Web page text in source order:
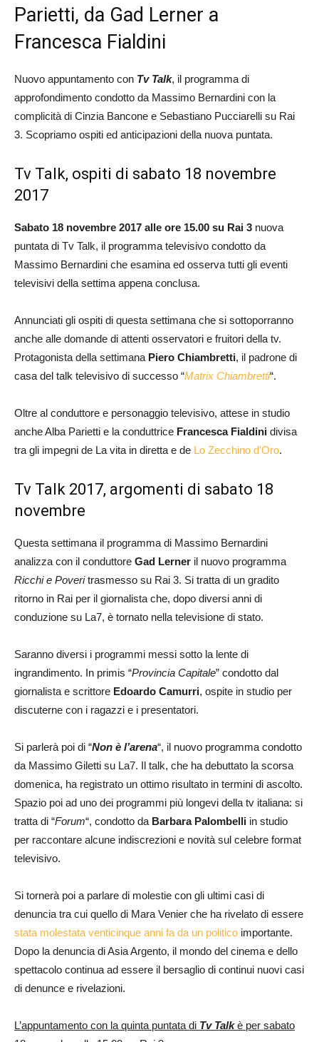
Parietti, da Gad Lerner a
Francesca Fialdini
Nuovo appuntamento con Tv Talk, il programma di
approfondimento condotto da Massimo Bernardini con la
complicità di Cinzia Bancone e Sebastiano Pucciarelli su Rai
3. Scopriamo ospiti ed anticipazioni della nuova puntata.
Tv Talk, ospiti di sabato 18 novembre
2017
Sabato 18 novembre 2017 alle ore 15.00 su Rai 3 nuova
puntata di Tv Talk, il programma televisivo condotto da
Massimo Bernardini che esamina ed osserva tutti gli eventi
televisivi della settima appena conclusa.
Annunciati gli ospiti di questa settimana che si sottoporranno
anche alle domande di attenti osservatori e fruitori della tv.
Protagonista della settimana Piero Chiambretti, il padrone di
casa del talk televisivo di successo “Matrix Chiambretti“.
Oltre al conduttore e personaggio televisivo, attese in studio
anche Alba Parietti e la conduttrice Francesca Fialdini divisa
tra gli impegni de La vita in diretta e de Lo Zecchino d’Oro.
Tv Talk 2017, argomenti di sabato 18
novembre
Questa settimana il programma di Massimo Bernardini
analizza con il conduttore Gad Lerner il nuovo programma
Ricchi e Poveritrasmesso su Rai 3. Si tratta di un gradito
ritorno in Rai per il giornalista che, dopo diversi anni di
conduzione su La7, è tornato nella televisione di stato.
Saranno diversi i programmi messi sotto la lente di
ingrandimento. In primis “Provincia Capitale” condotto dal
giornalista e scrittore Edoardo Camurri, ospite in studio per
discuterne con i ragazzi e i presentatori.
Si parlerà poi di “Non è l’arena“, il nuovo programma condotto
da Massimo Giletti su La7. Il talk, che ha debuttato la scorsa
domenica, ha registrato un ottimo risultato in termini di ascolto.
Spazio poi ad uno dei programmi più longevi della tv italiana: si
tratta di “Forum“, condotto da Barbara Palombelli in studio
per raccontare alcune indiscrezioni e novità sul celebre format
televisivo.
Si tornerà poi a parlare di molestie con gli ultimi casi di
denuncia tra cui quello di Mara Venier che ha rivelato di essere
stata molestata venticinque anni fa da un politico importante.
Dopo la denuncia di Asia Argento, il mondo del cinema e dello
spettacolo continua ad essere il bersaglio di continui nuovi casi
di denunce e rivelazioni.
L’appuntamento con la quinta puntata di Tv Talkè per sabato